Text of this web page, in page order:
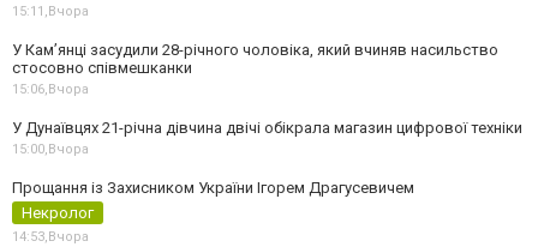
15:11,Вчора
У Камʼянці засудили 28-річного чоловіка, який вчиняв насильство
стосовно співмешканки
15:06,Вчора
У Дунаївцях 21-річна дівчина двічі обікрала магазин цифрової техніки
15:00,Вчора
Прощання із Захисником України Ігорем Драгусевичем
Некролог
14:53,Вчора